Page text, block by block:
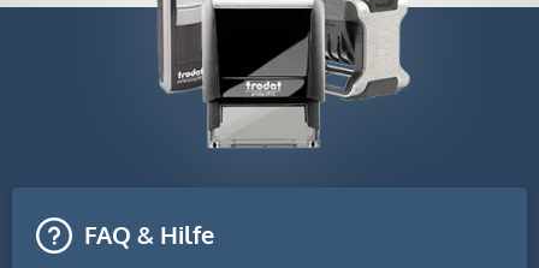
FAQ & Hilfe